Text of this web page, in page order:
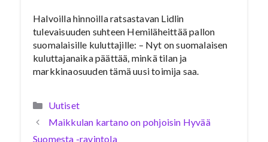
Halvoilla hinnoilla ratsastavan Lidlin
tulevaisuuden suhteen Hemiläheittää pallon
suomalaisille kuluttajille: – Nyt on suomalaisen
kuluttajanaika päättää, minkä tilan ja
markkinaosuuden tämä uusi toimija saa.
Kategoriat
Uutiset
Maikkulan kartano on pohjoisin Hyvää
Suomesta -ravintola